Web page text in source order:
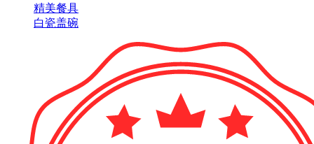
精美餐具
白瓷盖碗